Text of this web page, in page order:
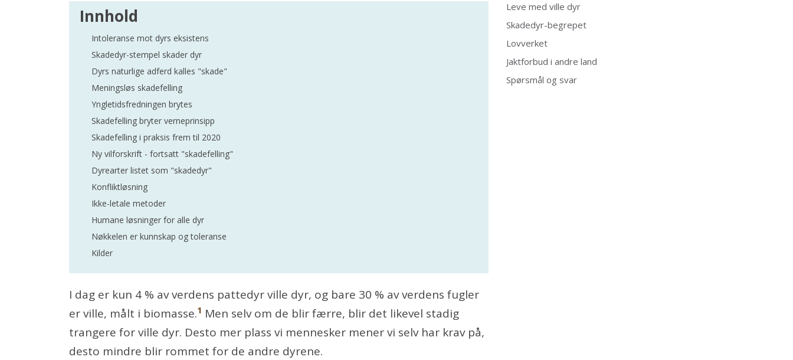
Innhold
Intoleranse mot dyrs eksistens
Skadedyr-stempel skader dyr
Dyrs naturlige adferd kalles "skade"
Meningsløs skadefelling
Yngletidsfredningen brytes
Skadefelling bryter verneprinsipp
Skadefelling i praksis frem til 2020
Ny vilforskrift - fortsatt "skadefelling"
Dyrearter listet som "skadedyr"
Konfliktløsning
Ikke-letale metoder
Humane løsninger for alle dyr
Nøkkelen er kunnskap og toleranse
Kilder
I dag er kun 4 % av verdens pattedyr ville dyr, og bare 30 % av verdens fugler
er ville, målt i biomasse.1 Men selv om de blir færre, blir det likevel stadig
trangere for ville dyr. Desto mer plass vi mennesker mener vi selv har krav på,
desto mindre blir rommet for de andre dyrene.
Leve med ville dyr
Skadedyr-begrepet
Lovverket
Jaktforbud i andre land
Spørsmål og svar